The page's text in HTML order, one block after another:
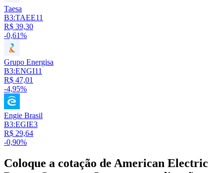
Taesa
B3:TAEE11
R$ 39,30
-0,61%
Grupo Energisa
B3:ENGI11
R$ 47,01
-4,95%
Engie Brasil
B3:EGIE3
R$ 29,64
-0,90%
Coloque a cotação de American Electric